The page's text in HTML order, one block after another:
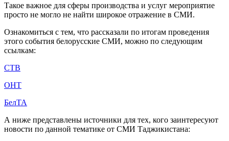
Такое важное для сферы производства и услуг мероприятие
просто не могло не найти широкое отражение в СМИ.
Ознакомиться с тем, что рассказали по итогам проведения
этого события белорусские СМИ, можно по следующим
ссылкам:
СТВ
ОНТ
БелТА
А ниже представлены источники для тех, кого заинтересуют
новости по данной тематике от СМИ Таджикистана: